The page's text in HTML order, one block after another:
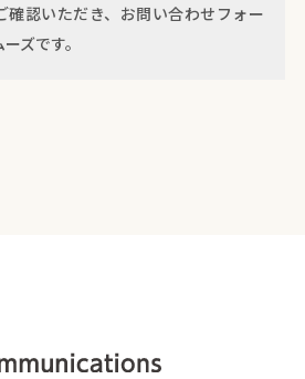
確認いただき、お問い合わせフォー
ズです。